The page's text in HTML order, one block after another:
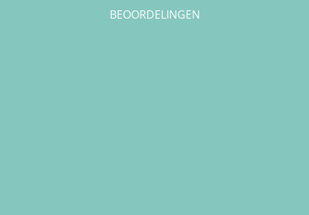
BEOORDELINGEN